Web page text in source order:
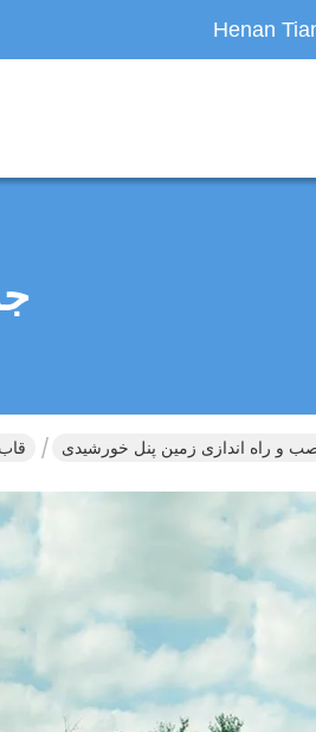
Henan
و راه اندازی زمین پنل خورشیدی